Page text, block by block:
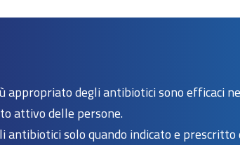
appropriato degli antibiotici sono efficaci
attivo delle persone.
solo quando indicato e